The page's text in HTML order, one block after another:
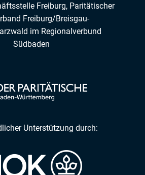
Freiburg, Paritätischer
Freiburg/Breisgau-
im Regionalverbund
Südbaden
Unterstützung durch: